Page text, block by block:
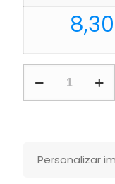
8,30
Sohan
Makito
Personalizar